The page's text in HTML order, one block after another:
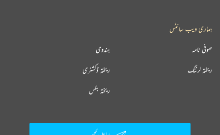
ہماری ویب سائٹس
ہندوی صوفی نامہ
ریختہ ڈکشنری ریختہ لرننگ
ریختہ بکس